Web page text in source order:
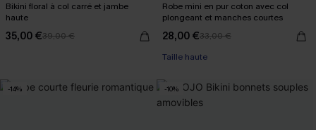
Bikini floral à col carré et jambe
haute
35,00 €39,00 €
Robe mini en pur coton avec col
plongeant et manches courtes
28,00 €33,00 €
Taille haute
-14% -10%